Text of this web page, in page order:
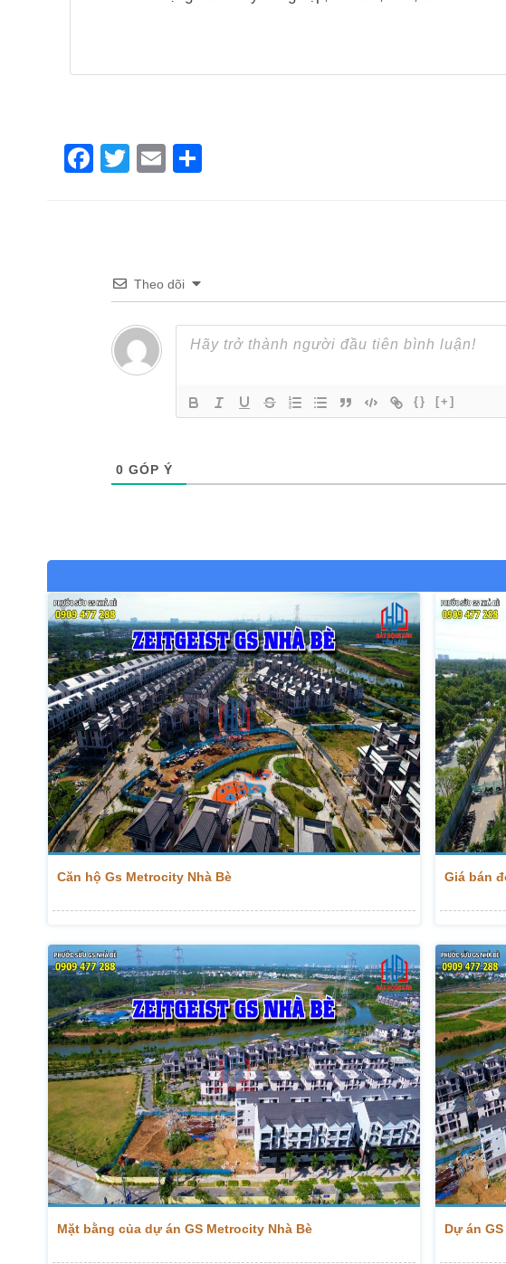
Facebook
TwitterEmail
Theo dõi
{} [+]
0 GÓP Ý
Căn hộ Gs Metrocity Nhà Bè Giá bán
Mặt bằng của dự án GS Metrocity Nhà Bè Dự án